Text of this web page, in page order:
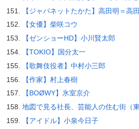
【ジャパネットたかた】高田明＝高
【女優】柴咲コウ
【ゼンショーHD】小川賢太郎
【TOKIO】国分太一
【歌舞伎役者】中村小三郎
【作家】村上春樹
【BOØWY】氷室京介
地図で見る社長、芸能人の住む街（東
【アイドル】小泉今日子